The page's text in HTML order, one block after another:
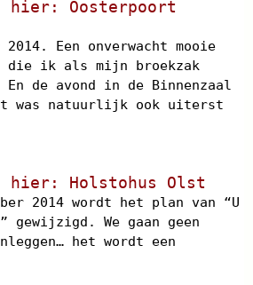
hier: Oosterpoort
Een onverwacht mooie
die ik als mijn broekzak
En de avond in de Binnenzaal
was natuurlijk ook uiterst
hier: Holstohus Olst
2014 wordt het plan van “U
gewijzigd. We gaan geen
het wordt een